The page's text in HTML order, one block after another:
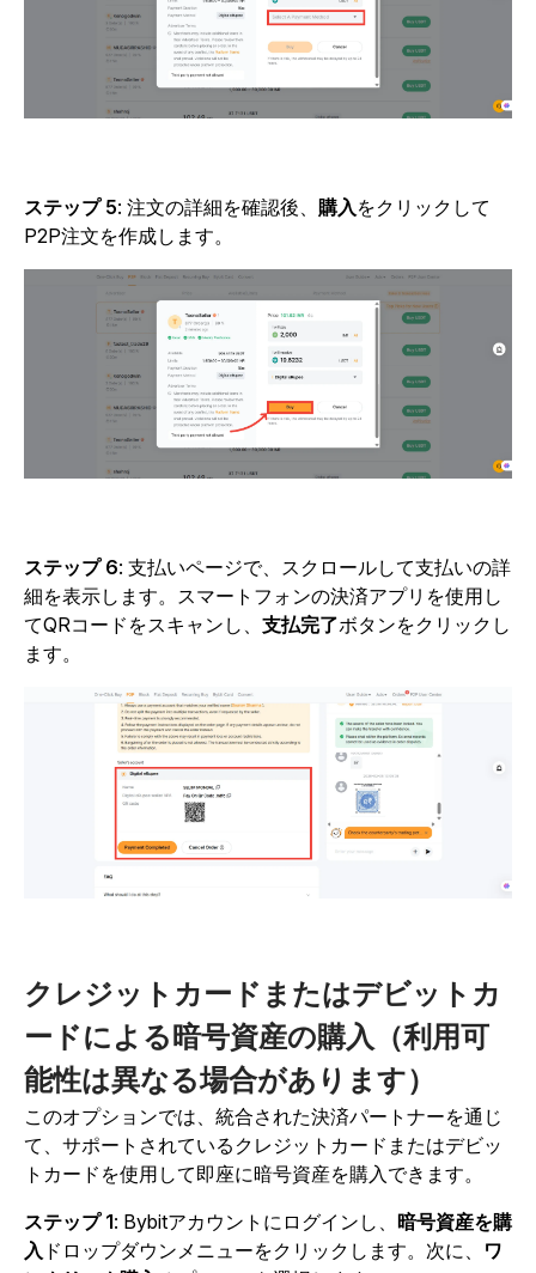
ステップ 5: 注文の詳細を確認後、 購入をクリックして
P2P注文を作成します。
ステップ 6: 支払いページで、スクロールして支払いの詳
細を表示します。スマートフォンの決済アプリを使用し
てQRコードをスキャンし、 支払完了ボタンをクリックし
ます。
クレジットカードまたはデビットカ
ードによる暗号資産の購入（利用可
能性は異なる場合があります）
このオプションでは、統合された決済パートナーを通じ
て、サポートされているクレジットカードまたはデビッ
トカードを使用して即座に暗号資産を購入できます。
ステップ 1: Bybitアカウントにログインし、 暗号資産を購
入 ドロップダウンメニューをクリックします。次に、 ワ